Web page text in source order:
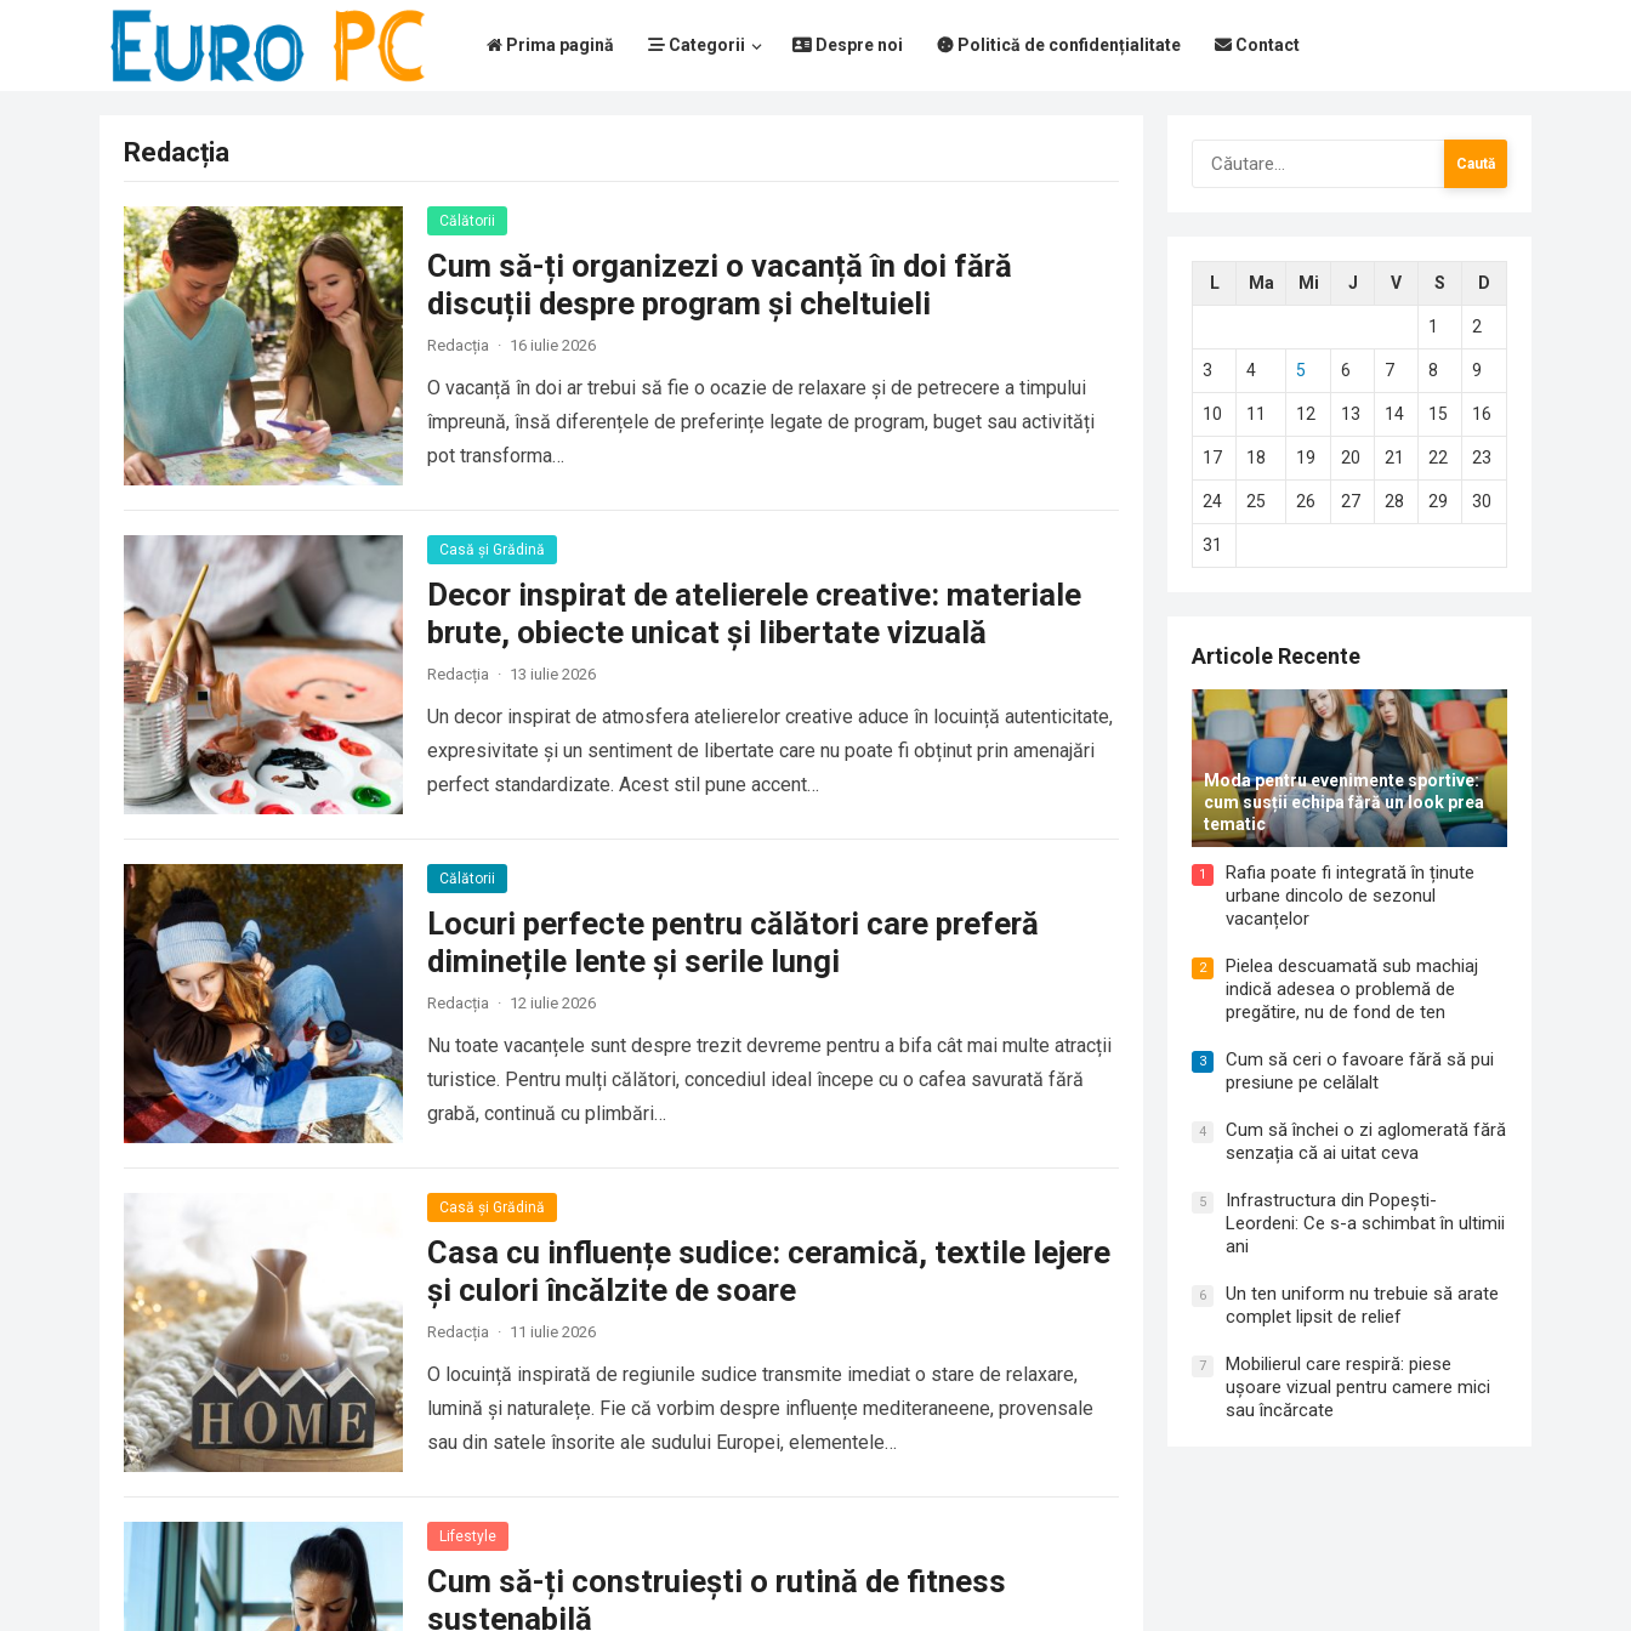
Prima pagină Categorii Despre noi Politică de confidențialitate Contact
Redacția
Călătorii
Cum să-ți organizezi o vacanță în doi fără
discuții despre program și cheltuieli
Redacția · 16 iulie 2026
O vacanță în doi ar trebui să fie o ocazie de relaxare și de petrecere a timpului
împreună, însă diferențele de preferințe legate de program, buget sau activități
pot transforma…
Casă și Grădină
Decor inspirat de atelierele creative: materiale
brute, obiecte unicat și libertate vizuală
Redacția · 13 iulie 2026
Un decor inspirat de atmosfera atelierelor creative aduce în locuință autenticitate,
expresivitate și un sentiment de libertate care nu poate fi obținut prin amenajări
perfect standardizate. Acest stil pune accent…
Călătorii
Locuri perfecte pentru călători care preferă
diminețile lente și serile lungi
Redacția · 12 iulie 2026
Nu toate vacanțele sunt despre trezit devreme pentru a bifa cât mai multe atracții
turistice. Pentru mulți călători, concediul ideal începe cu o cafea savurată fără
grabă, continuă cu plimbări…
Casă și Grădină
Casa cu influențe sudice: ceramică, textile lejere
și culori încălzite de soare
Redacția · 11 iulie 2026
O locuință inspirată de regiunile sudice transmite imediat o stare de relaxare,
lumină și naturalețe. Fie că vorbim despre influențe mediteraneene, provensale
sau din satele însorite ale sudului Europei, elementele…
Lifestyle
Cum să-ți construiești o rutină de fitness
sustenabilă
Caută
după:
L Ma Mi J V S D
1 2
3 4 5 6 7 8 9
10 11 12 13 14 15 16
17 18 19 20 21 22 23
24 25 26 27 28 29 30
31
Articole Recente
Moda pentru evenimente sportive:
cum susții echipa fără un look prea
tematic
1
Rafia poate fi integrată în ținute
urbane dincolo de sezonul
vacanțelor
2
Pielea descuamată sub machiaj
indică adesea o problemă de
pregătire, nu de fond de ten
3
Cum să ceri o favoare fără să pui
presiune pe celălalt
4
Cum să închei o zi aglomerată fără
senzația că ai uitat ceva
5
Infrastructura din Popești-
Leordeni: Ce s-a schimbat în ultimii
ani
6
Un ten uniform nu trebuie să arate
complet lipsit de relief
7
Mobilierul care respiră: piese
ușoare vizual pentru camere mici
sau încărcate